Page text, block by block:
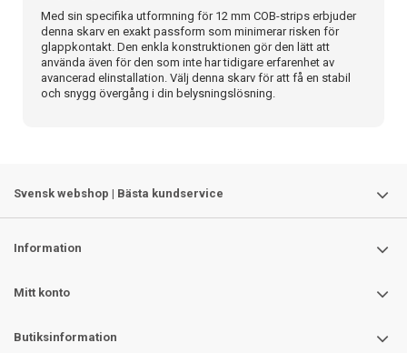
Med sin specifika utformning för 12 mm COB-strips erbjuder
denna skarv en exakt passform som minimerar risken för
glappkontakt. Den enkla konstruktionen gör den lätt att
använda även för den som inte har tidigare erfarenhet av
avancerad elinstallation. Välj denna skarv för att få en stabil
och snygg övergång i din belysningslösning.
Svensk webshop | Bästa kundservice
Information
Mitt konto
Butiksinformation